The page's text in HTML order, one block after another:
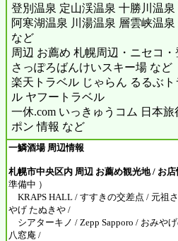
登別温泉 定山渓温泉 十勝川温
阿寒湖温泉 川湯温泉 層雲峡温
など
周辺 お薦め 札幌周辺・ニセコ
さっぽろばんけいスキー場 など
楽天トラベル じゃらん るるぶト
ル ヤフートラベル
一休.com いっきゅうコム 日本
ポン 情報 など
一鱗酒場 周辺情報
札幌市中央区内 周辺 お薦め観光地 / お
準備中 ）
KRAPS HALL / すすきの交差点 / 元祖
やげ たぬきや /
シアターキノ / Zepp Sapporo / おみや
八窓庵 /